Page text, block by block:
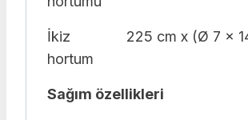
İkiz
hortum
225 cm x (Ø 7 x
Sağım özellikleri